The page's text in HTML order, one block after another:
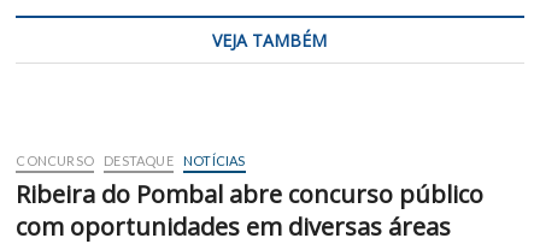
VEJA TAMBÉM
CONCURSO DESTAQUE NOTÍCIAS
Ribeira do Pombal abre concurso público
com oportunidades em diversas áreas